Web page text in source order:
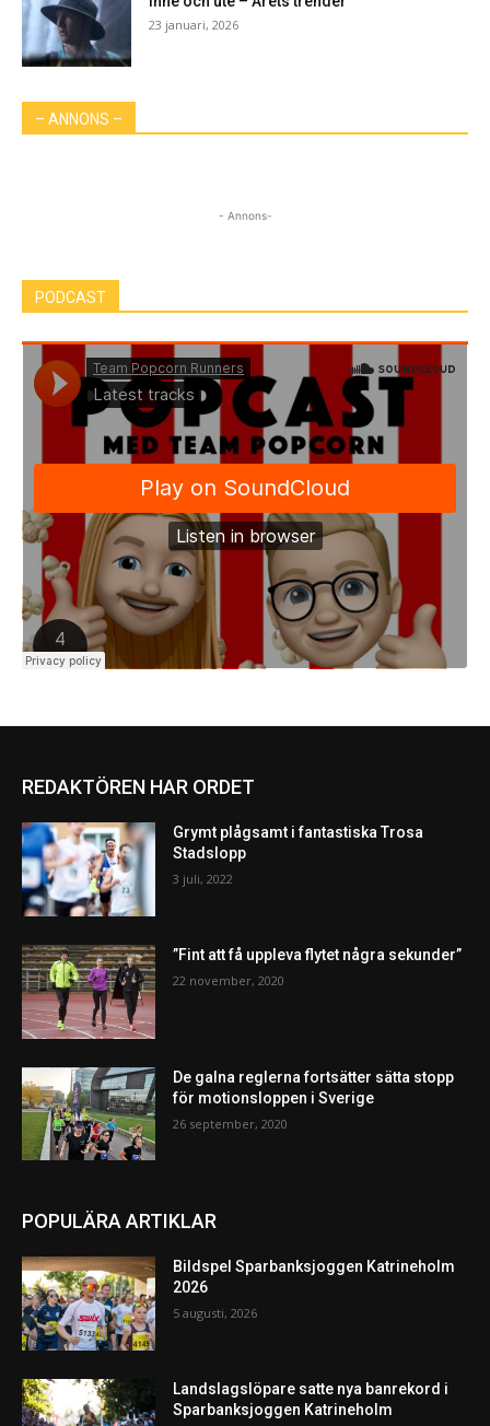
23 januari, 2026
– ANNONS –
- Annons-
PODCAST
REDAKTÖREN HAR ORDET
Grymt plågsamt i fantastiska Trosa
Stadslopp
3 juli, 2022
”Fint att få uppleva flytet några sekunder”
22 november, 2020
De galna reglerna fortsätter sätta stopp
för motionsloppen i Sverige
26 september, 2020
POPULÄRA ARTIKLAR
Bildspel Sparbanksjoggen Katrineholm
2026
5 augusti, 2026
Landslagslöpare satte nya banrekord i
Sparbanksjoggen Katrineholm